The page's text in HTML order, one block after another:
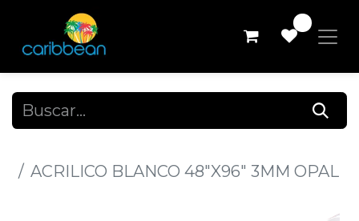
ACRILICO BLANCO 48"X96" 3MM OPAL